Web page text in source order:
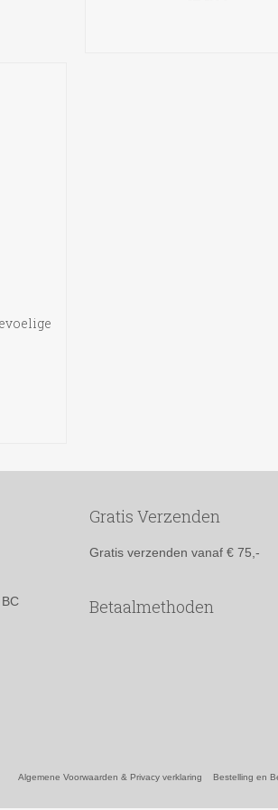
Gratis Verzenden
Gratis verzenden vanaf € 75,-
Betaalmethoden
Algemene Voorwaarden & Privacy verklaring Bestelling en